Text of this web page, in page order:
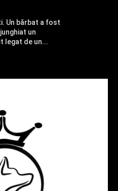
Un bărbat a fost
un
legat de un...